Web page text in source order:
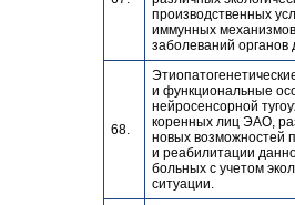
производственных
иммунных
заболеваний органов
68.
и функциональные
нейросенсорной
коренных лиц ЭАО,
новых возможностей
и реабилитации
больных с учетом
ситуации.